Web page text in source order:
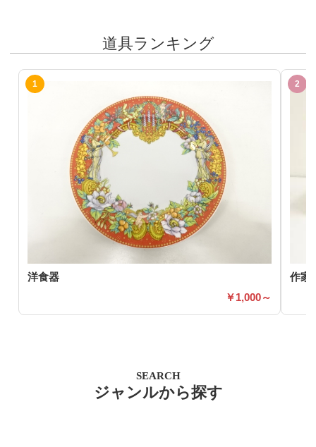
道具ランキング
洋食器
1,000～
作家
SEARCH
ジャンルから探す